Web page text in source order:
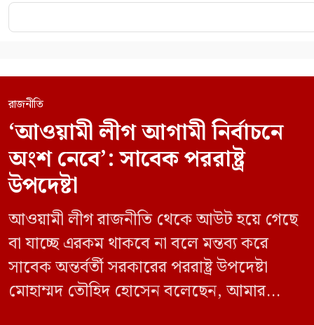
রাজনীতি
‘আওয়ামী লীগ আগামী নির্বাচনে
অংশ নেবে’: সাবেক পররাষ্ট্র
উপদেষ্টা
আওয়ামী লীগ রাজনীতি থেকে আউট হয়ে গেছে
বা যাচ্ছে এরকম থাকবে না বলে মন্তব্য করে
সাবেক অন্তর্বর্তী সরকারের পররাষ্ট্র উপদেষ্টা
মোহাম্মদ তৌহিদ হোসেন বলেছেন, আমার